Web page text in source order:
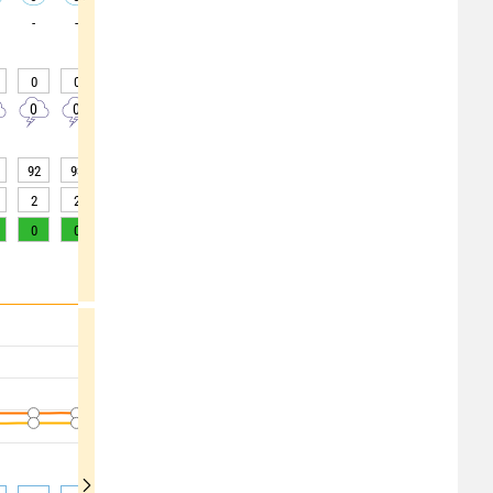
- -
0 0
0 0
92 93
2 2
0 0